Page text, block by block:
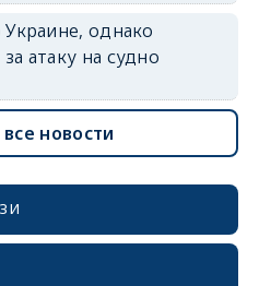
однако
атаку на судно
новости